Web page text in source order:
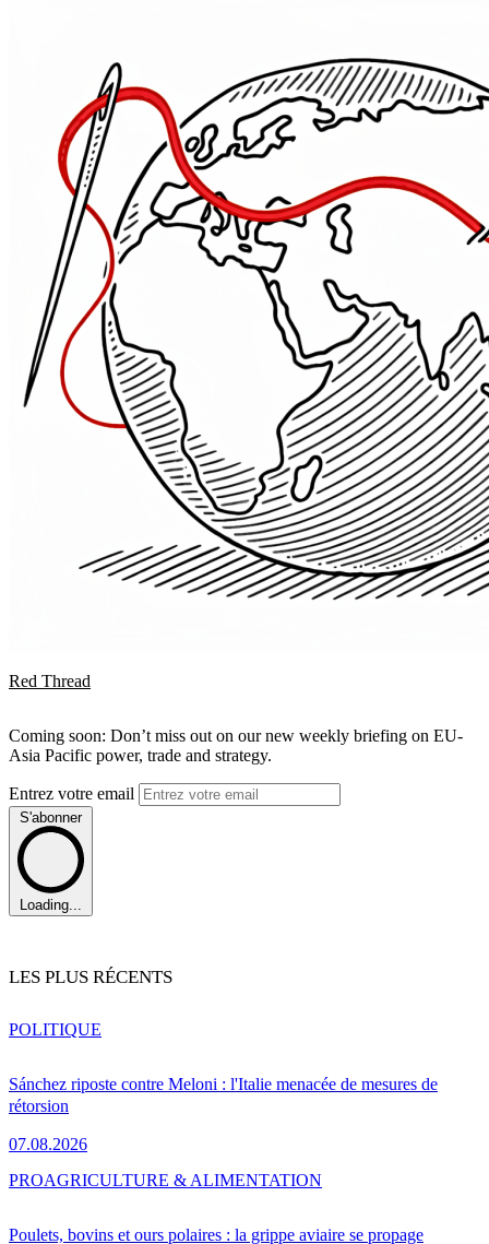
Red Thread
Coming soon: Don’t miss out on our new weekly briefing on EU-
Asia Pacific power, trade and strategy.
Entrez votre email
S'abonner
Loading...
LES PLUS RÉCENTS
Sánchez riposte contre Meloni : l'Italie menacée de mesures de
rétorsion
07.08.2026
POLITIQUE
Poulets, bovins et ours polaires : la grippe aviaire se propage
PROAGRICULTURE & ALIMENTATION